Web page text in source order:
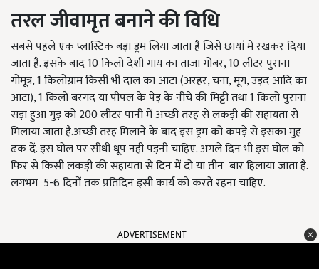
तरलजीवामृत बनाने की विधि
सबसे पहले एक प्लास्टिक बड़ा ड्रम लिया जाता है जिसे छायां में रखकर दिया
जाता है. इसके बाद 10 किलो देशी गाय का ताजा गोबर, 10 लीटर पुराना
गोमूत्र, 1 किलोग्राम किसी भी दाल का आटा (अरहर, चना, मूंग, उड़द आदि का
आटा), 1 किलो बरगद या पीपल के पेड़ के नीचे की मिट्टी तथा 1 किलो पुराना
सड़ा हुआ गुड़ को 200 लीटर पानी में अच्छी तरह से लकड़ी की सहायता से
मिलाया जाता है.अच्छी तरह मिलाने के बाद इस ड्रम को कपड़े से इसका मुह
ढक दें. इस घोल पर सीधी धूप नही पड़नी चाहिए. अगले दिन भी इस घोल को
फिर से किसी लकड़ी की सहायता से दिन में दो या तीन बार हिलाया जाता है.
लगभग 5-6 दिनों तक प्रतिदिन इसी कार्य को करते रहना चाहिए.
ADVERTISEMENT